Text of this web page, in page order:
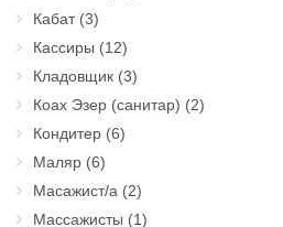
Кабат(3)
Кассиры (12)
Кладовщик (3)
Коах Эзер (санитар) (2)
Кондитер (6)
Маляр (6)
Масажист/а (2)
Массажисты (1)